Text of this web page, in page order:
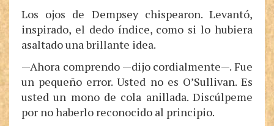
Los ojos de Dempsey chispearon. Levantó,
inspirado, el dedo índice, como si lo hubiera
asaltado una brillante idea.
—Ahora comprendo —dijo cordialmente—. Fue
un pequeño error. Usted no es O’Sullivan. Es
usted un mono de cola anillada. Discúlpeme
por no haberlo reconocido al principio.